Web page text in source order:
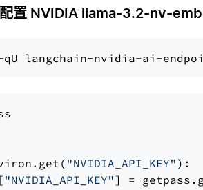
配置 NVIDIA llama-3.2-nv-
"NVIDIA_API_KEY" ):
"NVIDIA_API_KEY"] =